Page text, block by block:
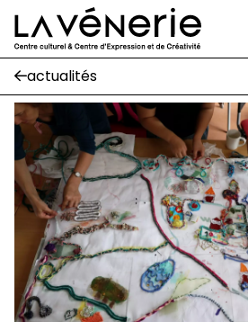
Aller au contenu principal
Rue Gratès, 3
1170 Watermael-Boitsfort
02 663 85 50
Écuries
Place Gilson, 3
1170 Watermael-Boitsfort
02 663 85 50
suivez-nous
Journal Vénerie - version papier
Newsletter
actualités